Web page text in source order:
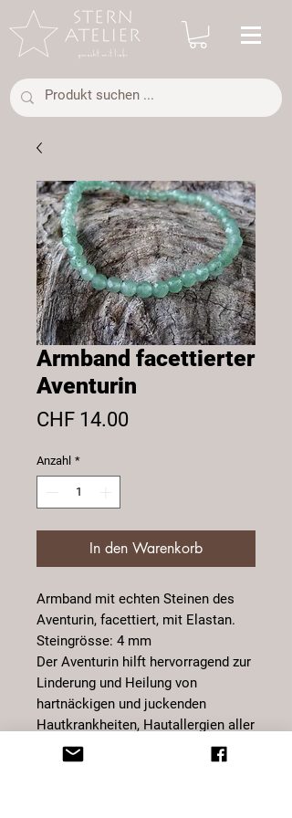
Armband facettierter
Aventurin
CHF 14.00
Anzahl *
In den Warenkorb
Armband mit echten Steinen des
Aventurin, facettiert, mit Elastan.
Steingrösse: 4 mm
Der Aventurin hilft hervorragend zur
Linderung und Heilung von
hartnäckigen und juckenden
Hautkrankheiten, Hautallergien aller
Art und Hautunreinheiten. Auch bei
Kopfschuppen und